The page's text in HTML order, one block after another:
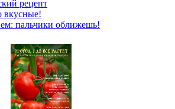
рецепт
вкусные!
пальчики оближешь!